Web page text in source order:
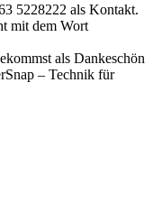
5228222 als Kontakt.
mit dem Wort
als Dankeschön
– Technik für